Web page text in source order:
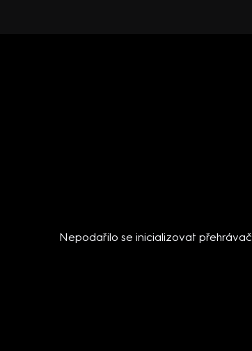
Nepodařilo se inicializovat přehrávač